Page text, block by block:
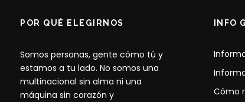
POR QUÉ ELEGIRNOS
Somos personas, gente cómo tú y
estamos a tu lado. No somos una
multinacional sin alma ni una
máquina sin corazón y
INFO
Cómo